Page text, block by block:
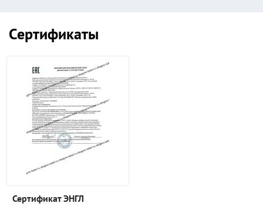
Сертификаты
Сертификат ЭНГЛ